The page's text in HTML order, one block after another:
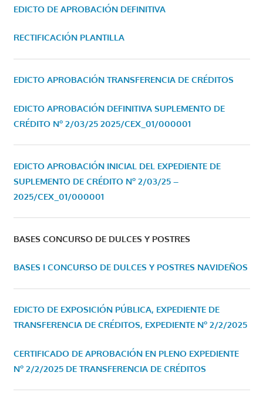
EDICTO DE APROBACIÓN DEFINITIVA
RECTIFICACIÓN PLANTILLA
EDICTO APROBACIÓN TRANSFERENCIA DE CRÉDITOS
EDICTO APROBACIÓN DEFINITIVA SUPLEMENTO DE
CRÉDITO Nº 2/03/25 2025/CEX_01/000001
EDICTO APROBACIÓN INICIAL DEL EXPEDIENTE DE
SUPLEMENTO DE CRÉDITO Nº 2/03/25 –
2025/CEX_01/000001
BASES CONCURSO DE DULCES Y POSTRES
BASES I CONCURSO DE DULCES Y POSTRES NAVIDEÑOS
EDICTO DE EXPOSICIÓN PÚBLICA, EXPEDIENTE DE
TRANSFERENCIA DE CRÉDITOS, EXPEDIENTE Nº 2/2/2025
CERTIFICADO DE APROBACIÓN EN PLENO EXPEDIENTE
Nº 2/2/2025 DE TRANSFERENCIA DE CRÉDITOS